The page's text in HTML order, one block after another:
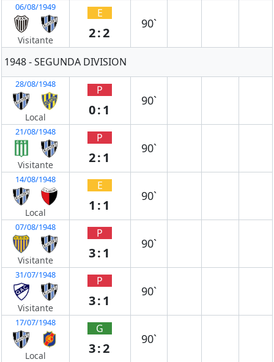
06/08/1949
Visitante
E
2:2
90`
1948 - SEGUNDA DIVISION
28/08/1948
Local
P
0:1
90`
21/08/1948
Visitante
P
2:1
90`
14/08/1948
Local
E
1:1
90`
07/08/1948
Visitante
P
3:1
90`
31/07/1948
Visitante
P
3:1
90`
17/07/1948
Local
G
3:2
90`